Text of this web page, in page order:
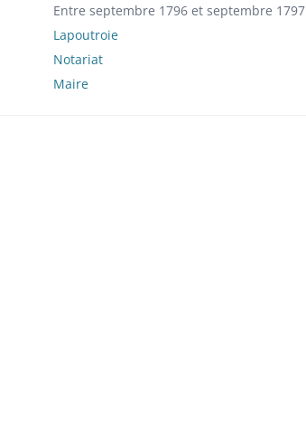
Entre septembre 1796 et septembre 1797
Lapoutroie
Notariat
Maire